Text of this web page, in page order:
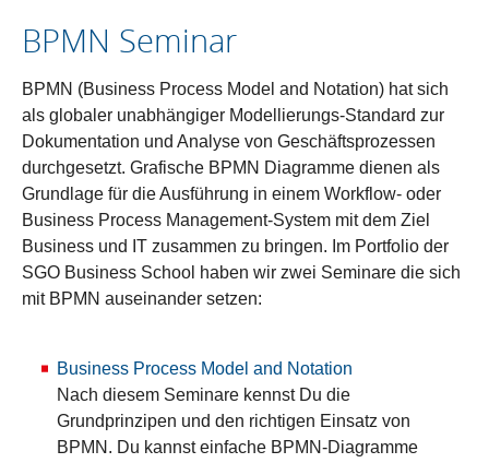
BPMN Seminar
BPMN (Business Process Model and Notation) hat sich
als globaler unabhängiger Modellierungs-Standard zur
Dokumentation und Analyse von Geschäftsprozessen
durchgesetzt. Grafische BPMN Diagramme dienen als
Grundlage für die Ausführung in einem Workflow- oder
Business Process Management-System mit dem Ziel
Business und IT zusammen zu bringen. Im Portfolio der
SGO Business School haben wir zwei Seminare die sich
mit BPMN auseinander setzen:
Business Process Model and Notation
Nach diesem Seminare kennst Du die
Grundprinzipen und den richtigen Einsatz von
BPMN. Du kannst einfache BPMN-Diagramme